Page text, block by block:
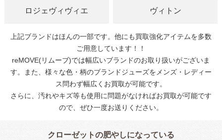
ロジェヴィヴィエ ヴィトン
上記ブランドはほんの一部です。他にも買取強化アイテムを多数
ご用意しています！！
reMOVE(リムーブ)では幅広いブランドのお取り扱いがございま
す。また、様々な色・柄のブランドジューズをメンズ・レディー
ス問わず幅広くお買取が可能です。
さらに、汚れやキズ等も使用に問題がなければお買取が可能です
ので、ぜひ一度お送りください。
クローゼットの肥やしになっている